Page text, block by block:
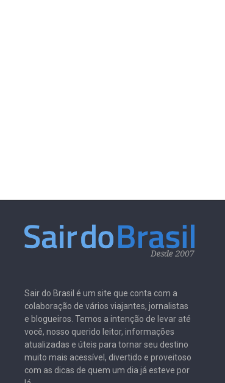
Sair do Brasil é um site que conta com a
colaboração de vários viajantes, jornalistas
e blogueiros. Temos a intenção de levar até
você, nosso querido leitor, informações
atualizadas e úteis para tornar seu destino
muito mais acessível, divertido e proveitoso
com as dicas de quem um dia já esteve por